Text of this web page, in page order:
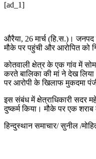
[ad_1]
औरैया, 26 मार्च (हि.स.)।
मौके पर पहुंची और आरोपित को
कोतवाली क्षेत्र के एक गांव में
करते बालिका की मां ने देख
पर आरोपी के खिलाफ मुकदमा
इस संबंध में क्षेत्राधिकारी सदर
दुष्कर्म किया। मौके पर एक
हिन्दुस्थान समाचार/ सुनील /